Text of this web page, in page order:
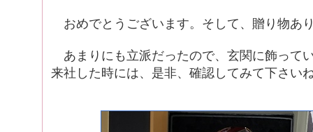
おめでとうございます。そして、贈り物あ
あまりにも立派だったので、玄関に飾って
来社した時には、是非、確認してみて下さい